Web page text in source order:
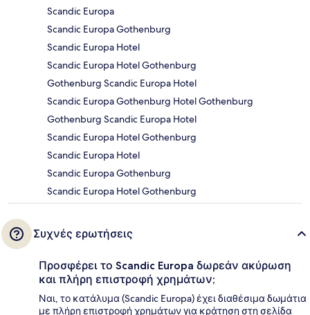
Scandic Europa
Scandic Europa Gothenburg
Scandic Europa Hotel
Scandic Europa Hotel Gothenburg
Gothenburg Scandic Europa Hotel
Scandic Europa Gothenburg Hotel Gothenburg
Gothenburg Scandic Europa Hotel
Scandic Europa Hotel Gothenburg
Scandic Europa Hotel
Scandic Europa Gothenburg
Scandic Europa Hotel Gothenburg
Συχνές ερωτήσεις
Προσφέρει το Scandic Europa δωρεάν ακύρωση
και πλήρη επιστροφή χρημάτων;
Ναι, το κατάλυμα (Scandic Europa) έχει διαθέσιμα δωμάτια
με πλήρη επιστροφή χρημάτων για κράτηση στη σελίδα